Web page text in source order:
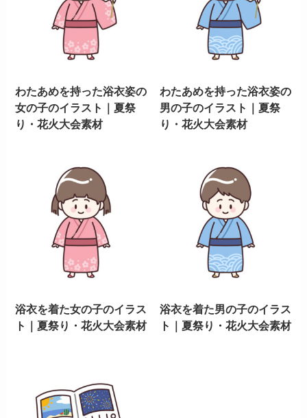
わたあめを持った浴衣姿の
女の子のイラスト｜夏祭
り・花火大会素材
わたあめを持った浴衣姿の
男の子のイラスト｜夏祭
り・花火大会素材
浴衣を着た女の子のイラス
ト｜夏祭り・花火大会素材
浴衣を着た男の子のイラス
ト｜夏祭り・花火大会素材